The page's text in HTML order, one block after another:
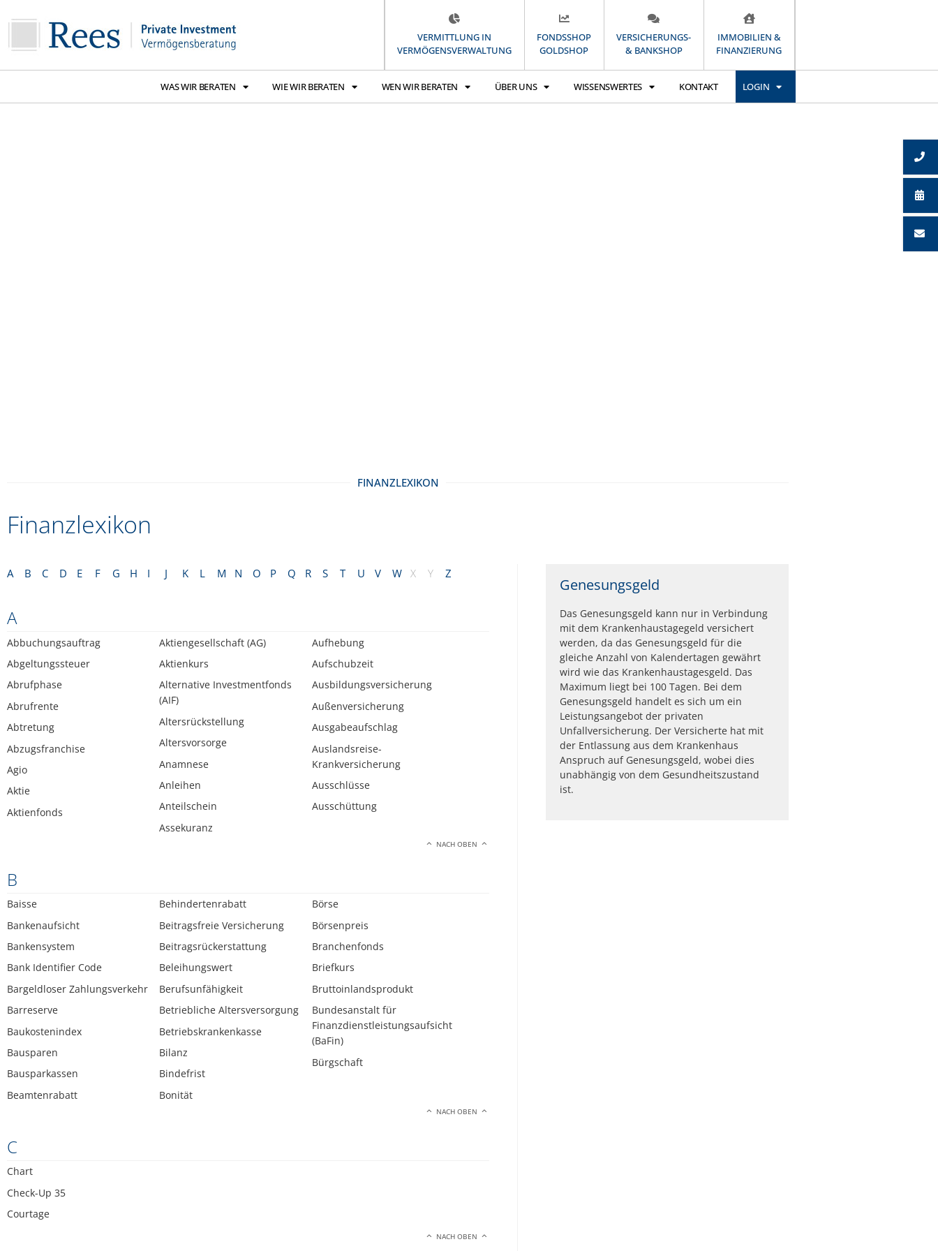
VERMITTLUNG IN
VERMÖGENSVERWALTUNG
FONDSSHOP
GOLDSHOP
VERSICHERUNGS-
& BANKSHOP
IMMOBILIEN &
FINANZIERUNG
WAS WIR BERATEN WIE WIR BERATEN WEN WIR BERATEN ÜBER UNS WISSENSWERTES KONTAKT LOGIN
FINANZLEXIKON
Finanzlexikon
A B C D E F G H I J K L M N O P Q R S T U V W X Y Z
A
Abbuchungsauftrag
Abgeltungssteuer
Abrufphase
Abrufrente
Abtretung
Abzugsfranchise
Agio
Aktie
Aktienfonds
Aktiengesellschaft (AG)
Aktienkurs
Alternative Investmentfonds
(AIF)
Altersrückstellung
Altersvorsorge
Anamnese
Anleihen
Anteilschein
Assekuranz
Aufhebung
Aufschubzeit
Ausbildungsversicherung
Außenversicherung
Ausgabeaufschlag
Auslandsreise-
Krankversicherung
Ausschlüsse
Ausschüttung
NACH OBEN
B
Baisse
Bankenaufsicht
Bankensystem
Bank Identifier Code
Bargeldloser Zahlungsverkehr
Barreserve
Baukostenindex
Bausparen
Bausparkassen
Beamtenrabatt
Behindertenrabatt
Beitragsfreie Versicherung
Beitragsrückerstattung
Beleihungswert
Berufsunfähigkeit
Betriebliche Altersversorgung
Betriebskrankenkasse
Bilanz
Bindefrist
Bonität
Börse
Börsenpreis
Branchenfonds
Briefkurs
Bruttoinlandsprodukt
Bundesanstalt für
Finanzdienstleistungsaufsicht
(BaFin)
Bürgschaft
NACH OBEN
C
Chart
Check-Up 35
Courtage
NACH OBEN
Genesungsgeld
Das Genesungsgeld kann nur in Verbindung
mit dem Krankenhaustagegeld versichert
werden, da das Genesungsgeld für die
gleiche Anzahl von Kalendertagen gewährt
wird wie das Krankenhaustagesgeld. Das
Maximum liegt bei 100 Tagen. Bei dem
Genesungsgeld handelt es sich um ein
Leistungsangebot der privaten
Unfallversicherung. Der Versicherte hat mit
der Entlassung aus dem Krankenhaus
Anspruch auf Genesungsgeld, wobei dies
unabhängig von dem Gesundheitszustand
ist.